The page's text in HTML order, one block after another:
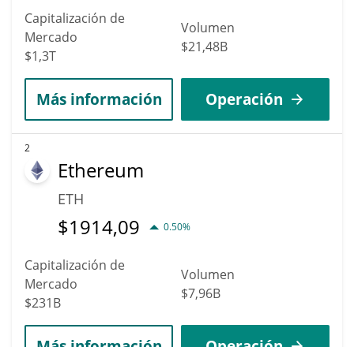
Capitalización de
Mercado
$1,3T
Volumen
$21,48B
Más información Operación
2
Ethereum
ETH
$1914,09 0.50%
Capitalización de
Mercado
$231B
Volumen
$7,96B